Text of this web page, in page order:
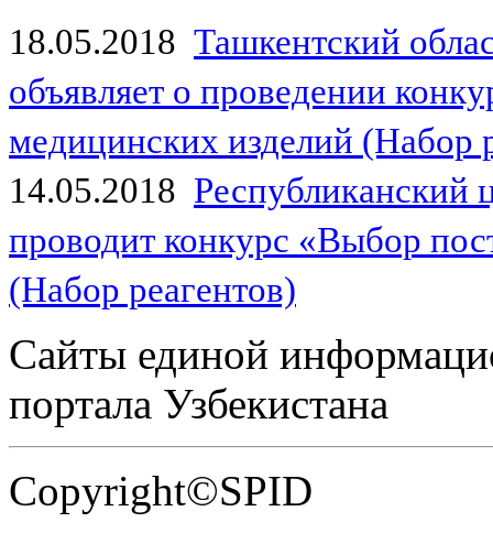
18.05.2018 Ташкентский
объявляет о проведении
медицинских изделий (Набор
14.05.2018
проводит конкурс «Выбор
(Набор реагентов)
Сайты единой
портала Узбекистана
Copyright©SPID